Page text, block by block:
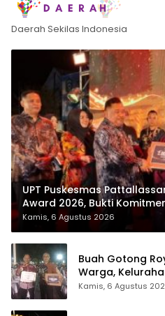
Daerah Sekilas Indonesia
UPT Puskesmas
Award 2026, Bukti
Kesehatan Berkualitas
Kamis, 6 Agustus 2026
Buah Gotong
Warga,
Takalar Award
Kamis, 6 Agustus